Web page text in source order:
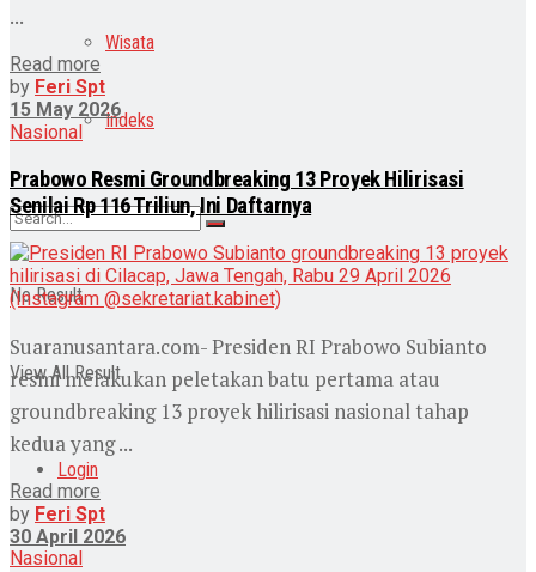
Wisata
Indeks
No Result
View All Result
Login
...
Read more
by Feri Spt
15 May 2026
Nasional
Prabowo Resmi Groundbreaking 13 Proyek Hilirisasi
Senilai Rp 116 Triliun, Ini Daftarnya
Suaranusantara.com- Presiden RI Prabowo Subianto
resmi melakukan peletakan batu pertama atau
groundbreaking 13 proyek hilirisasi nasional tahap
kedua yang ...
Read more
by Feri Spt
30 April 2026
Nasional